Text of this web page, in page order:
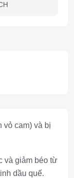
vỏ cam) và bị
và giảm béo từ
dầu quế.